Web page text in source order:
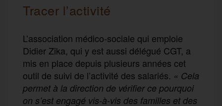
Tracer l’activité
L’association médico-sociale qui emploie
Didier Zika, qui y est aussi délégué CGT, a
mis en place depuis plusieurs années cet
outil de suivi de l’activité des salariés. « Cela
permet à la direction de vérifier ce pourquoi
on s’est engagé vis-à-vis des familles et des